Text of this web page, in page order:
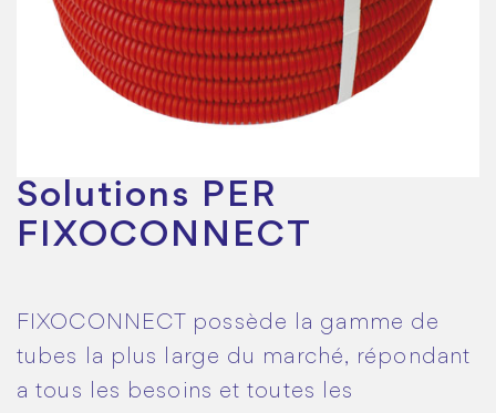
Solutions PER
FIXOCONNECT
FIXOCONNECT possède la gamme de
tubes la plus large du marché, répondant
a tous les besoins et toutes les